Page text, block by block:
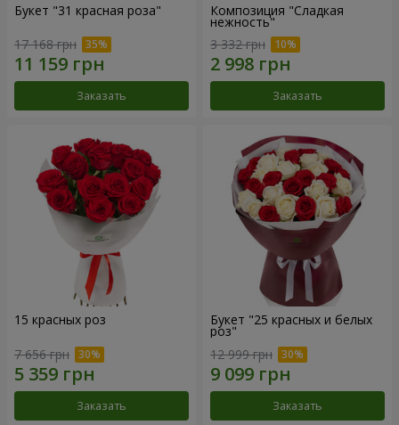
Букет "31 красная роза"
17 168 грн
Заказать
Композиция "Сладкая
нежность"
3 332 грн
Заказать
15 красных роз
7 656 грн
Заказать
Букет "25 красных и белых
роз"
12 999 грн
Заказать